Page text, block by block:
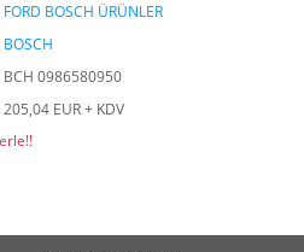
FORD BOSCH ÜRÜNLER
BOSCH
BCH 0986580950
205,04 EUR + KDV